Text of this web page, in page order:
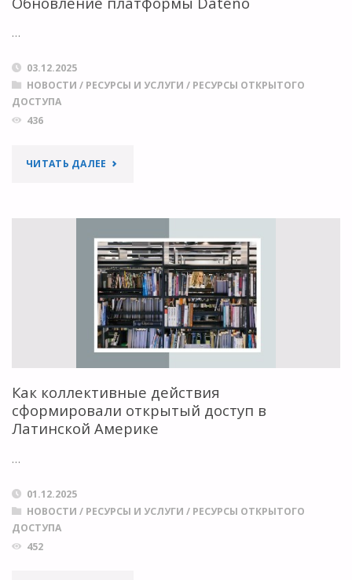
ДОСТУПЕ"
…
03.12.2025
НОВОСТИ / РЕСУРСЫ И УСЛУГИ / РЕСУРСЫ ОТКРЫТОГО
ДОСТУПА
436
ЧИТАТЬ ДАЛЕЕ "ОБНОВЛЕНИЕ
Как коллективные действия
сформировали открытый доступ в
Латинской Америке
…
01.12.2025
НОВОСТИ / РЕСУРСЫ И УСЛУГИ / РЕСУРСЫ ОТКРЫТОГО
ДОСТУПА
452